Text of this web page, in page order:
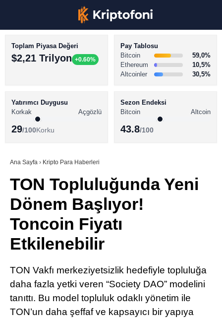
Youtube
BİTCOİN HABERLERİ
ALTCOİN HABERLERİ
SÖZLÜK
Toplam Piyasa Değeri
$2,21 Trilyon +0.60%
Pay Tablosu
Bitcoin
59,0%
Ethereum
10,5%
Altcoinler
30,5%
Yatırımcı Duygusu
Korkak
Açgözlü
29/100Korku
Sezon Endeksi
Bitcoin
Altcoin
43.8/100
Ana Sayfa › Kripto Para Haberleri
TON Topluluğunda Yeni
Dönem Başlıyor!
Toncoin Fiyatı
Etkilenebilir
TON Vakfı merkeziyetsizlik hedefiyle topluluğa
daha fazla yetki veren “Society DAO” modelini
tanıttı. Bu model topluluk odaklı yönetim ile
TON’un daha şeffaf ve kapsayıcı bir yapıya